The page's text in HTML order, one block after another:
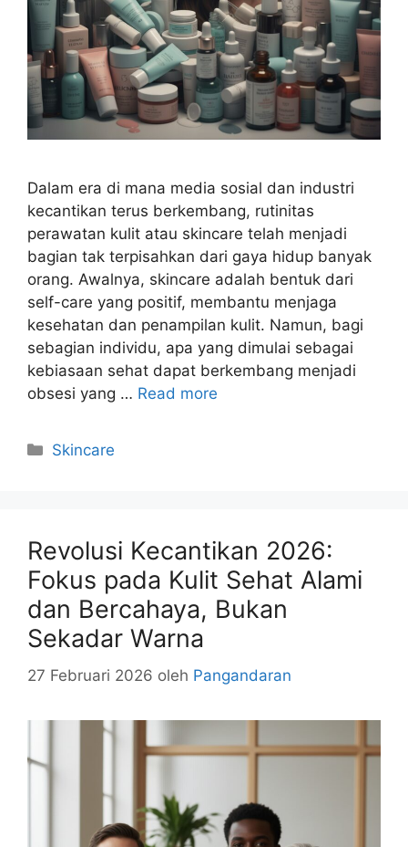
Dalam era di mana media sosial dan industri
kecantikan terus berkembang, rutinitas
perawatan kulit atau skincare telah menjadi
bagian tak terpisahkan dari gaya hidup banyak
orang. Awalnya, skincare adalah bentuk dari
self-care yang positif, membantu menjaga
kesehatan dan penampilan kulit. Namun, bagi
sebagian individu, apa yang dimulai sebagai
kebiasaan sehat dapat berkembang menjadi
obsesi yang … Read more
Kategori
Skincare
Revolusi Kecantikan 2026:
Fokus pada Kulit Sehat Alami
dan Bercahaya, Bukan
Sekadar Warna
27 Februari 2026 oleh Pangandaran